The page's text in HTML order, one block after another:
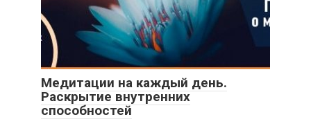
Медитации на каждый день.
Раскрытие внутренних
способностей